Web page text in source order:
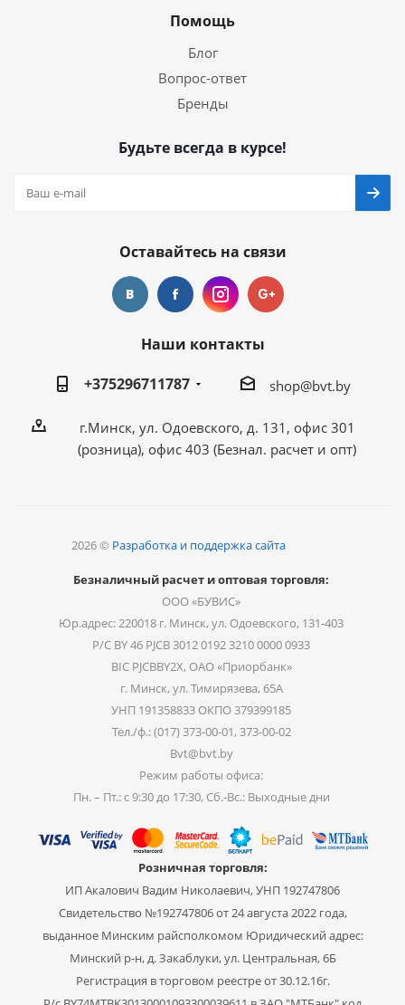
Помощь
Блог
Вопрос-ответ
Бренды
Будьте всегда в курсе!
Оставайтесь на связи
Наши контакты
+375296711787
shop@bvt.by
г.Минск, ул. Одоевского, д. 131, офис 301
(розница), офис 403 (Безнал. расчет и опт)
2026 © Разработка и поддержка сайта
Безналичный расчет и оптовая торговля:
ООО «БУВИС»
Юр.адрес: 220018 г. Минск, ул. Одоевского, 131-403
Р/С BY 46 PJCB 3012 0192 3210 0000 0933
BIC PJCBBY2X, ОАО «Приорбанк»
г. Минск, ул. Тимирязева, 65А
УНП 191358833 ОКПО 379399185
Тел./ф.: (017) 373-00-01, 373-00-02
Bvt@bvt.by
Режим работы офиса:
Пн. – Пт.: с 9:30 до 17:30, Сб.-Вс.: Выходные дни
Розничная торговля:
ИП Акалович Вадим Николаевич, УНП 192747806
Свидетельство №192747806 от 24 августа 2022 года,
выданное Минским райсполкомом Юридический адрес:
Минский р-н, д. Закаблуки, ул. Центральная, 6Б
Регистрация в торговом реестре от 30.12.16г.